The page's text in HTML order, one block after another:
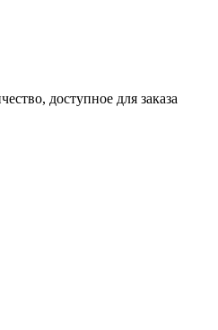
доступное для заказа